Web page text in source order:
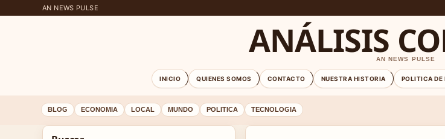
AN NEWS PULSE
ANÁLISISAN NEWS PULSE
INICIO QUIENES SOMOS CONTACTO NUESTRA HISTORIA POLITICA DE
BLOG ECONOMIA LOCAL MUNDO POLITICA TECNOLOGIA